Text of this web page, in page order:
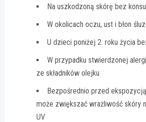
Na uszkodzoną skórę bez
W okolicach oczu, ust i błon
U dzieci poniżej 2. roku życia
W przypadku stwierdzonej
ze składników olejku
Bezpośrednio przed
może zwiększać wrażliwość skóry
UV